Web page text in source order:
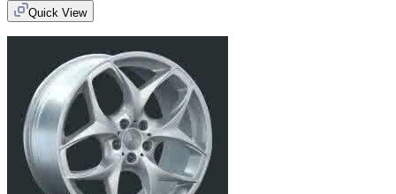
Quick View